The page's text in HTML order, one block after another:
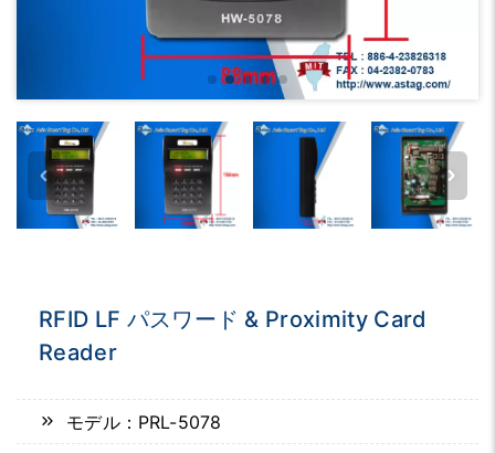
RFID LF パスワード & Proximity Card
Reader
モデル：PRL-5078